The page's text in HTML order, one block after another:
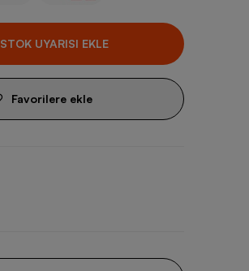
STOK UYARISI EKLE
Favorilere ekle